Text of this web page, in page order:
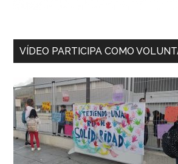
VÍDEO PARTICIPA COMO